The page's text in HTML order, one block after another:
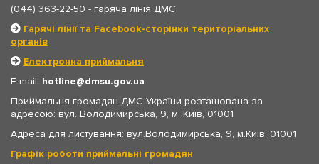
(044) 363-22-50 - гаряча лінія ДМС
Гарячі лінії та Facebook-сторінки територіальних
органів
Електронна приймальня
E-mail: hotline
dmsu.gov.ua
Приймальня громадян ДМС України розташована за
адресою: вул. Володимирська, 9, м. Київ, 01001
Адреса для листування: вул.Володимирська, 9, м.Київ, 01001
Графік роботи приймальні громадян